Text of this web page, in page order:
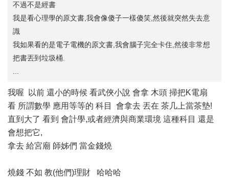
不過不是經書
我是看心理學的原文書,我會像傻子一樣傻笑,然後就突然失去意
識
我如果看的是電子電機的原文書,我會腦子完全卡住,然後非常想
把書丟到垃圾桶.
我喔 以前 還小的時候 看武俠小說 會拿 木頭 掃把K電扇
看 所謂數學 應用等等的 科目 會拿去 丟在 茶几上當茶墊!
直到大了 看到 會計學,或者經濟與商業環境 這種科目 還是
會想把它,
拿去 給宮廟 師姊們 當金錢燒
燒錢 不如 教(他們)理財 哈哈哈